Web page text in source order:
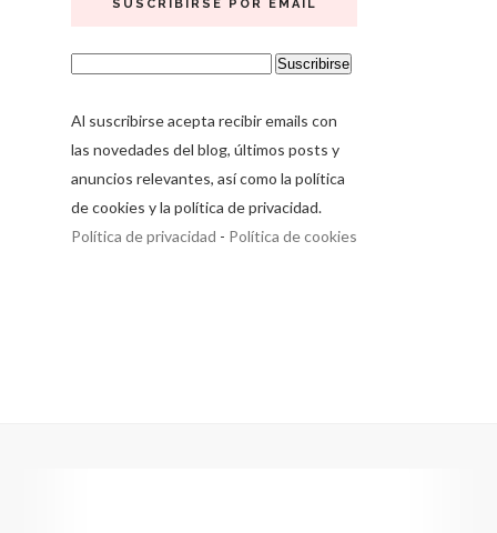
SUSCRIBIRSE POR EMAIL
Al suscribirse acepta recibir emails con
las novedades del blog, últimos posts y
anuncios relevantes, así como la política
de cookies y la política de privacidad.
Política de privacidad - Política de cookies